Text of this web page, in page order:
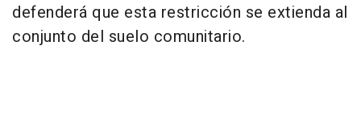
defenderá que esta restricción se extienda al
conjunto del suelo comunitario.